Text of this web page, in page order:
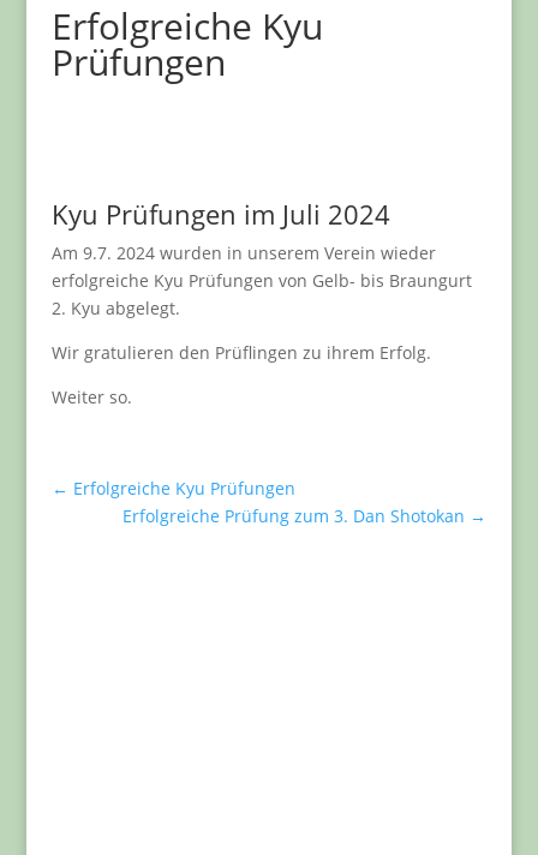
Erfolgreiche Kyu
Prüfungen
Kyu Prüfungen im Juli 2024
Am 9.7. 2024 wurden in unserem Verein wieder
erfolgreiche Kyu Prüfungen von Gelb- bis Braungurt
2. Kyu abgelegt.
Wir gratulieren den Prüflingen zu ihrem Erfolg.
Weiter so.
← Erfolgreiche Kyu Prüfungen
Erfolgreiche Prüfung zum 3. Dan Shotokan →